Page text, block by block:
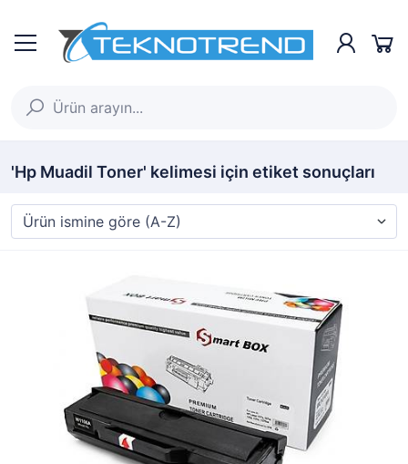
'Hp Muadil Toner' kelimesi için etiket sonuçları